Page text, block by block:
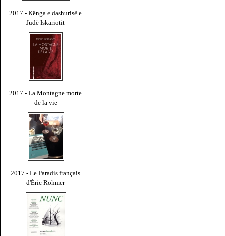
2017 - Kënga e dashurisë e
Judë Iskariotit
2017 - La Montagne morte
de la vie
2017 - Le Paradis français
d'Éric Rohmer